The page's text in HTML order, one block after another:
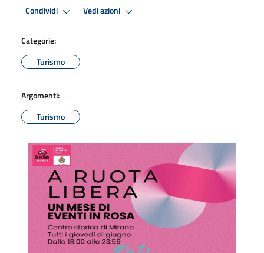
Condividi Vedi azioni
Categorie:
Turismo
Argomenti:
Turismo